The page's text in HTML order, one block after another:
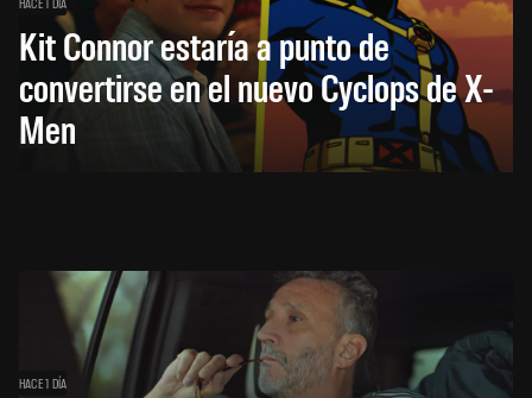
Kit Connor estaría a punto de
convertirse en el nuevo Cyclops de X-
Men
HACE 1 DÍA